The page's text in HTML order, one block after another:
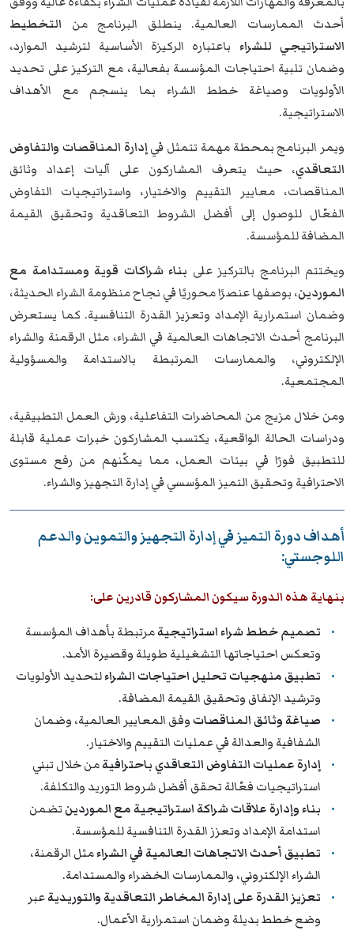
أحدث الممارسات العالمية. ينطلق البرنامج من التخطيط
الاستراتيجي للشراء باعتباره الركيزة الأساسية لترشيد الموارد،
وضمان تلبية احتياجات المؤسسة بفعالية، مع التركيز على تحديد
الأولويات وصياغة خطط الشراء بما ينسجم مع الأهداف
الاستراتيجية.
ويمر البرنامج بمحطة مهمة تتمثل في إدارة المناقصات والتفاوض
التعاقدي، حيث يتعرف المشاركون على آليات إعداد وثائق
المناقصات، معايير التقييم والاختيار، واستراتيجيات التفاوض
الفعّال للوصول إلى أفضل الشروط التعاقدية وتحقيق القيمة
المضافة للمؤسسة.
ويختتم البرنامج بالتركيز على بناء شراكات قوية ومستدامة مع
الموردين، بوصفها عنصرًا محوريًا في نجاح منظومة الشراء الحديثة،
وضمان استمرارية الإمداد وتعزيز القدرة التنافسية. كما يستعرض
البرنامج أحدث الاتجاهات العالمية في الشراء، مثل الرقمنة والشراء
الإلكتروني، والممارسات المرتبطة بالاستدامة والمسؤولية
المجتمعية.
ومن خلال مزيج من المحاضرات التفاعلية، ورش العمل التطبيقية،
ودراسات الحالة الواقعية، يكتسب المشاركون خبرات عملية قابلة
للتطبيق فورًا في بيئات العمل، مما يمكّنهم من رفع مستوى
الاحترافية وتحقيق التميز المؤسسي في إدارة التجهيز والشراء.
أهداف دورة التميز في إدارة التجهيز والتموين والدعم
اللوجستي:
بنهاية هذه الدورة سيكون المشاركون قادرين على:
تصميم خطط شراء استراتيجيةمرتبطة بأهداف المؤسسة
وتعكس احتياجاتها التشغيلية طويلة وقصيرة الأمد.
تطبيق منهجيات تحليل احتياجات الشراءلتحديد الأولويات
وترشيد الإنفاق وتحقيق القيمة المضافة.
صياغة وثائق المناقصاتوفق المعايير العالمية، وضمان
الشفافية والعدالة في عمليات التقييم والاختيار.
إدارة عمليات التفاوض التعاقدي باحترافيةمن خلال تبني
استراتيجيات فعّالة تحقق أفضل شروط التوريد والتكلفة.
بناء وإدارة علاقات شراكة استراتيجية مع الموردينتضمن
استدامة الإمداد وتعزز القدرة التنافسية للمؤسسة.
تطبيق أحدث الاتجاهات العالمية في الشراءمثل الرقمنة،
الشراء الإلكتروني، والممارسات الخضراء والمستدامة.
تعزيز القدرة على إدارة المخاطر التعاقدية والتوريديةعبر
وضع خطط بديلة وضمان استمرارية الأعمال.